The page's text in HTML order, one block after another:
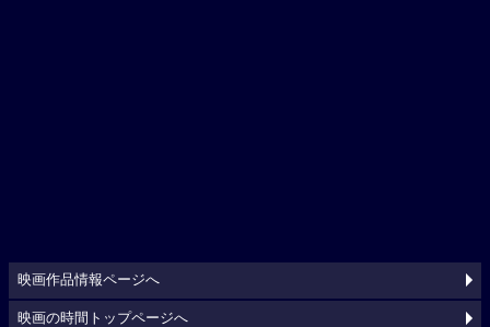
映画作品情報ページへ
映画の時間トップページへ